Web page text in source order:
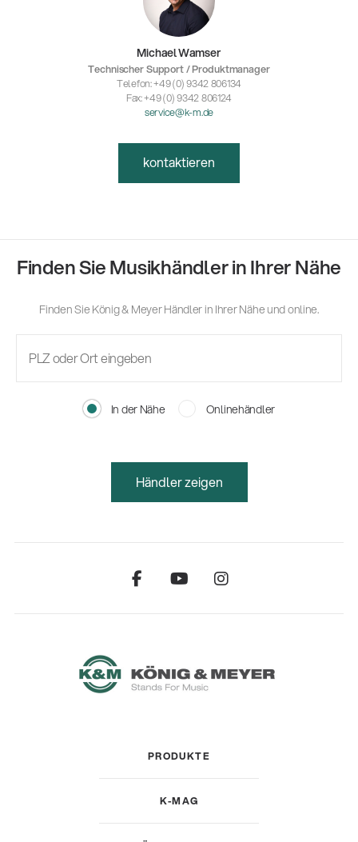
Michael Wamser
Technischer Support / Produktmanager
Telefon: +49 (0) 9342 806134
Fax: +49 (0) 9342 806124
service@k-m.de
kontaktieren
Finden Sie Musikhändler in Ihrer Nähe
Finden Sie König & Meyer Händler in Ihrer Nähe und online.
In der Nähe Onlinehändler
Händler zeigen
PRODUKTE
K-MAG